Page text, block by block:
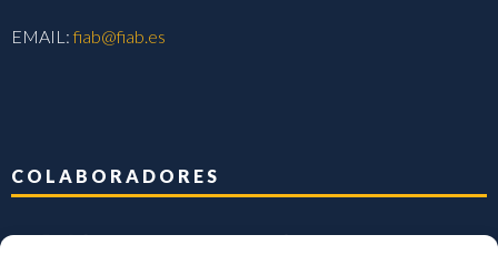
EMAIL:fiab@fiab.es
COLABORADORES